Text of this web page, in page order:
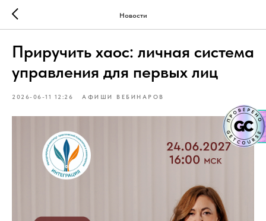
Новости
Приручить хаос: личная система
управления для первых лиц
2026-06-11 12:26 АФИШИ ВЕБИНАРОВ